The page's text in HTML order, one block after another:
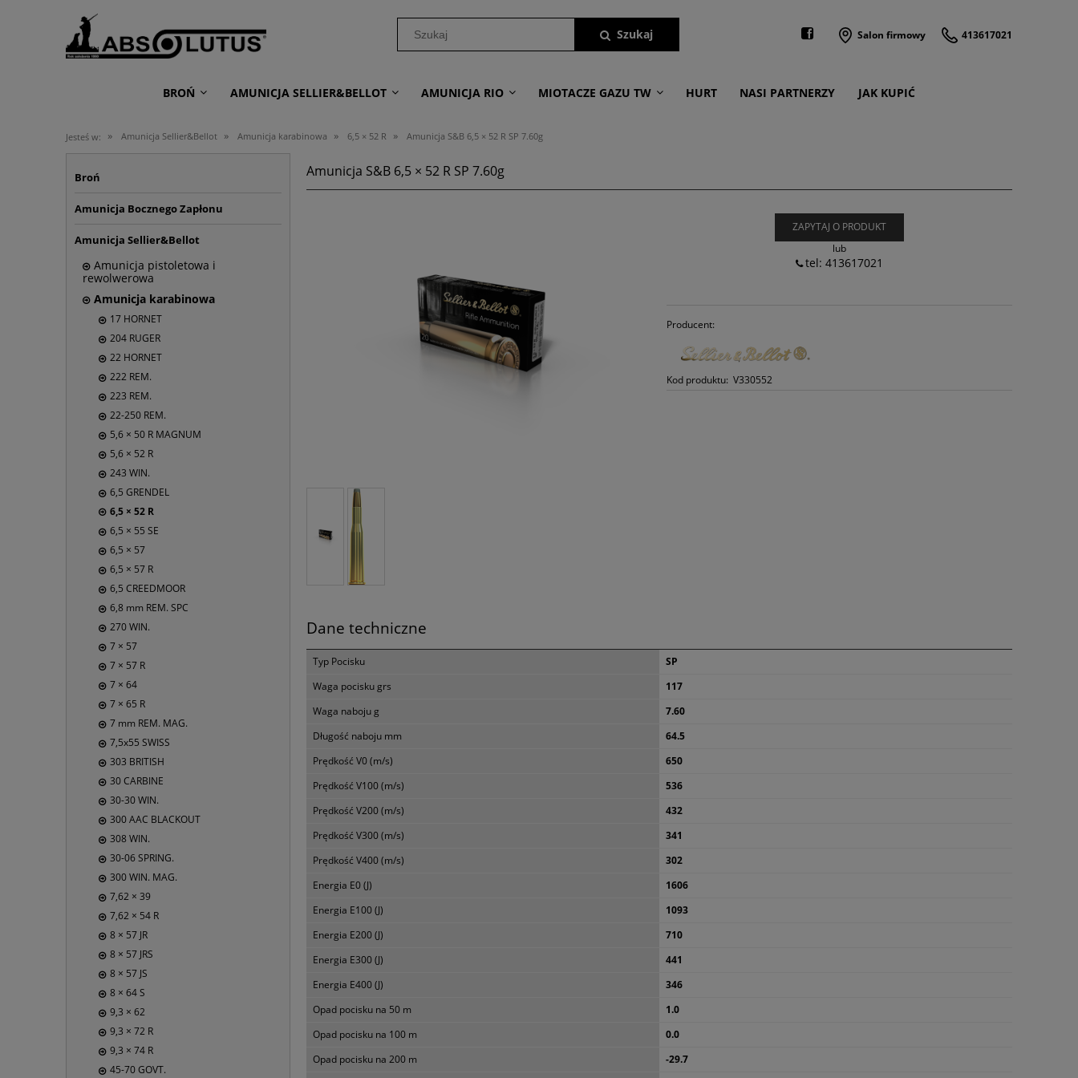
Salon firmowy 413617021
BROŃ AMUNICJA SELLIER&BELLOT AMUNICJA RIO MIOTACZE GAZU TW HURT NASI PARTNERZY JAK KUPIĆ
Jesteś w: » Amunicja Sellier&Bellot » Amunicja karabinowa » 6,5 × 52 R » Amunicja S&B 6,5 × 52 R SP 7.60g
Broń
Amunicja Bocznego Zapłonu
Amunicja Sellier&Bellot
Amunicja pistoletowa i
rewolwerowa
Amunicja karabinowa
17 HORNET
204 RUGER
22 HORNET
222 REM.
223 REM.
22-250 REM.
5,6 × 50 R MAGNUM
5,6 × 52 R
243 WIN.
6,5 GRENDEL
6,5 × 52 R
6,5 × 55 SE
6,5 × 57
6,5 × 57 R
6,5 CREEDMOOR
6,8 mm REM. SPC
270 WIN.
7 × 57
7 × 57 R
7 × 64
7 × 65 R
7 mm REM. MAG.
7,5x55 SWISS
303 BRITISH
30 CARBINE
30-30 WIN.
300 AAC BLACKOUT
308 WIN.
30-06 SPRING.
300 WIN. MAG.
7,62 × 39
7,62 × 54 R
8 × 57 JR
8 × 57 JRS
8 × 57 JS
8 × 64 S
9,3 × 62
9,3 × 72 R
9,3 × 74 R
45-70 GOVT.
Amunicja S&B 6,5 × 52 R SP 7.60g
ZAPYTAJ O PRODUKT
lub
tel: 413617021
Producent:
Kod produktu: V330552
Dane techniczne
Typ Pocisku
SP
Waga pocisku grs
117
Waga naboju g
7.60
Długość naboju mm
64.5
Prędkość V0 (m/s)
650
Prędkość V100 (m/s)
536
Prędkość V200 (m/s)
432
Prędkość V300 (m/s)
341
Prędkość V400 (m/s)
302
Energia E0 (J)
1606
Energia E100 (J)
1093
Energia E200 (J)
710
Energia E300 (J)
441
Energia E400 (J)
346
Opad pocisku na 50 m
1.0
Opad pocisku na 100 m
0.0
Opad pocisku na 200 m
-29.7